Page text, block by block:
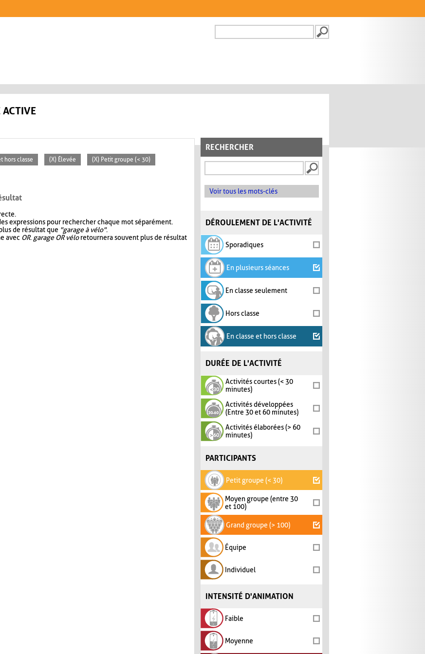
FORMULAIRE DE
ACTIVE
RECHERCHER
Voir tous les mots-clés
DÉROULEMENT DE L'ACTIVITÉ
Sporadiques
En plusieurs séances
En classe seulement
Hors classe
En classe et hors classe
DURÉE DE L'ACTIVITÉ
Activités courtes (< 30
minutes)
Activités développées
(Entre 30 et 60 minutes)
Activités élaborées (> 60
minutes)
PARTICIPANTS
Petit groupe (< 30)
Moyen groupe (entre 30
et 100)
Grand groupe (> 100)
Équipe
Individuel
INTENSITÉ D'ANIMATION
Faible
Moyenne
hors classe (X) Élevée (X) Petit groupe (< 30)
expressions pour rechercher chaque mot séparément.
de résultat que "garage à vélo".
avec OR. garage OR véloretournera souvent plus de résultat